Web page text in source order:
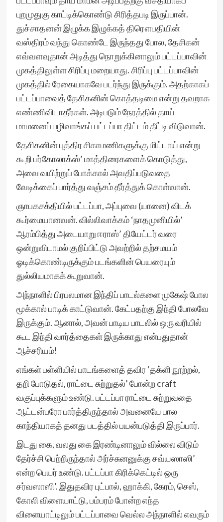
புறமுதுகு காட்டிக்கொண்டு சிரித்தபடி இருப்பான்.
துச்சாதனன் இழுக்க இழுக்கத் திரௌபதியின்
வஸ்திரம் வந்து கொண்டே இருந்தது போல, தேசிகன்
எவ்வளவுதான் அடித்து நொறுக்கினாலும் பட்டப்பாவின்
முகத்திலுள்ள சிரிப்பு மறையாது. சிரிப்பு பட்டப்பாவின்
முகத்தில் ரேகையாகவே படர்ந்து இருக்கும். அதற்காகப்
பட்டப்பாவைத் தேசிகனின் கொத்தடிமை என்று தவறாக
எண்ணிவிடாதீர்கள். அடிபடும் நேரத்தில் தாய்
மாமனைப் பழிவாங்கப் பட்டப்பா திட்டம் தீட்டி விடுவான்.
தேசிகனின் புத்திர சிகாமணிகளுக்கு மிட்டாய் என்று
கூறி பர்கோலாக்ஸ்’ மாத்திரைகளைக் கொடுத்து,
அவை வயிற்றுப் போக்கால் அவதிப்படுவதை
வேடிக்கைப் பார்த்து வஞ்சம் தீர்த்துக் கொள்வான்.
ஞாபகசக்தியில் பட்டப்பா, அப்புவை (யானை) விடக்
கூர்மையானவன். வில்லிவாக்கம் ‘நாதமுனியில்’
ஆரம்பித்து அடையாறு ஈராஸ்’ தியேட்டர் வரை
ஒன்றுவிடாமல் குறிப்பிட்டு அவற்றில் தற்சமயம்
ஓடிக்கொண்டிருக்கும் படங்களின் பெயரையும்
துல்லியமாகக் கூறுவான்.
அந்நாளில் பிரபலமான இந்திப் பாடல்களை முகேஷ் போல
மூக்கால் பாடிக் காட்டுவான். கேட்பதற்கு இந்தி போலவே
இருக்கும். ஆனால், அவன் பாடிய பாடலில் ஒரு வரியில்
கூட இந்தி வார்த்தைகள் இருக்காது என்பதுதான்
ஆச்சரியம்!
எங்கள் பள்ளியில் பாடங்களைத் தவிர ‘தக்ளி நூற்றல்,
தறி போடுதல், ராட்டை சுற்றுதல்’ போன்ற craft
வகுப்புக்களும் உண்டு. பட்டப்பா ராட்டை சுற்றுவதை
ஆட்டன்பரோ பார்த்திருந்தால் அவனையே பால
காந்தியாகத் தனது படத்தில் பயன்படுத்தி இருப்பார்.
இடது கை, வலது கை இரண்டினாலும் வில்லை விடும்
தேர்ச்சி பெற்றிருந்தால் அர்ச்சுனனுக்கு சவ்யஸாஸி’
என்ற பெயர் உண்டு. பட்டப்பா கிரிக்கெட்டில் ஒரு
சர்வஸாஸி’. இதுதவிர புட்பால், ஹாக்கி, கேரம், செஸ்,
கோலி விளையாட்டு, பம்பரம் போன்ற எந்த
விளையாட்டிலும் பட்டப்பாவை வெல்ல அந்நாளில் எவரும்